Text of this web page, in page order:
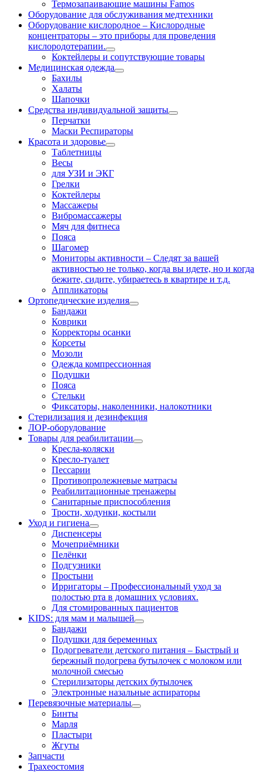
Термозапаивающие машины Famos
Оборудование для обслуживания медтехники
Оборудование кислородное – Кислородные
концентраторы – это приборы для проведения
кислородотерапии.
Коктейлеры и сопутствующие товары
Медицинская одежда
Бахилы
Халаты
Шапочки
Средства индивидуальной защиты
Перчатки
Маски Респираторы
Красота и здоровье
Таблетницы
Весы
для УЗИ и ЭКГ
Грелки
Коктейлеры
Массажеры
Вибромассажеры
Мяч для фитнеса
Пояса
Шагомер
Мониторы активности – Следят за вашей
активностью не только, когда вы идете, но и когда
бежите, сидите, убираетесь в квартире и т.д.
Аппликаторы
Ортопедические изделия
Бандажи
Коврики
Корректоры осанки
Корсеты
Мозоли
Одежда компрессионная
Подушки
Пояса
Стельки
Фиксаторы, наколенники, налокотники
Стерилизация и дезинфекция
ЛОР-оборудование
Товары для реабилитации
Кресла-коляски
Кресло-туалет
Пессарии
Противопролежневые матрасы
Реабилитационные тренажеры
Санитарные приспособления
Трости, ходунки, костыли
Уход и гигиена
Диспенсеры
Мочеприёмники
Пелёнки
Подгузники
Простыни
Ирригаторы – Профессиональный уход за
полостью рта в домашних условиях.
Для стомированных пациентов
KIDS: для мам и малышей
Бандажи
Подушки для беременных
Подогреватели детского питания – Быстрый и
бережный подогрева бутылочек с молоком или
молочной смесью
Стерилизаторы детских бутылочек
Электронные назальные аспираторы
Перевязочные материалы
Бинты
Марля
Пластыри
Жгуты
Запчасти
Трахеостомия